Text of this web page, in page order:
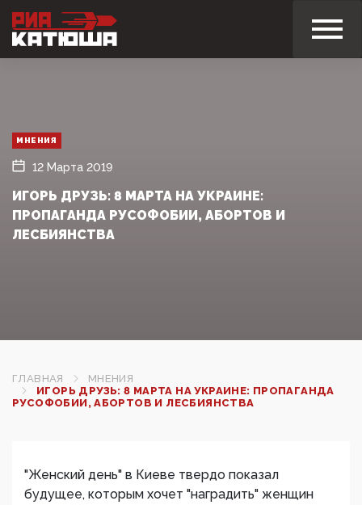
МНЕНИЯ
12 Марта 2019
ИГОРЬ ДРУЗЬ: 8 МАРТА НА УКРАИНЕ:
ПРОПАГАНДА РУСОФОБИИ, АБОРТОВ И
ЛЕСБИЯНСТВА
ГЛАВНАЯ
МНЕНИЯ
ИГОРЬ ДРУЗЬ: 8 МАРТА НА УКРАИНЕ: ПРОПАГАНДА
РУСОФОБИИ, АБОРТОВ И ЛЕСБИЯНСТВА
"Женский день" в Киеве твердо показал
будущее, которым хочет "наградить" женщин